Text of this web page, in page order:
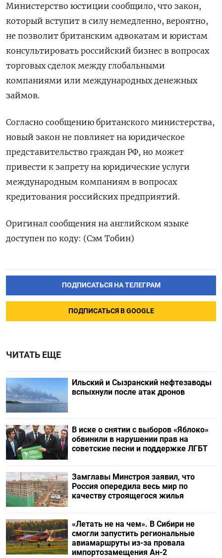
Министерство юстиции сообщило, что закон,
который вступит в силу немедленно, вероятно,
не позволит британским адвокатам и юристам
консультировать российский бизнес в вопросах
торговых сделок между глобальными
компаниями или международных денежных
займов.
Согласно сообщению британского министерства,
новый закон не повлияет на юридическое
представительство граждан РФ, но может
привести к запрету на юридические услуги
международным компаниям в вопросах
кредитования российских предприятий.
Оригинал сообщения на английском языке
доступен по коду: (Сэм Тобин)
ПОДПИСАТЬСЯ НА ТЕЛЕГРАМ
ПОДПИСАТЬСЯ В GOOGLE
ЧИТАТЬ ЕЩЕ
Ильский и Сызранский нефтезаводы
вспыхнули после атак дронов
В иске о снятии с выборов «Яблоко»
обвинили в нарушении прав на
советские песни и поддержке ЛГБТ
Замглавы Минстроя заявил, что
Россия опередила весь мир по
качеству строящегося жилья
«Летать не на чем». В Сибири не
смогли запустить региональные
авиамаршруты из-за провала
импортозамещения Ан-2